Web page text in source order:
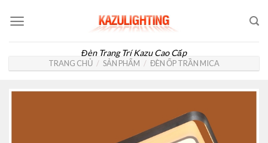
Đèn Trang Trí Kazu Cao Cấp
TRANG CHỦ / SẢN PHẨM / ĐÈN ỐP TRẦN MICA